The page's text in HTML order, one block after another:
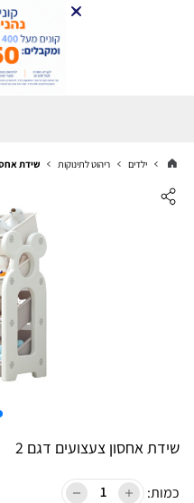
ילדים ריהוט לתינוקות שידת
שידת אחסון צעצועים דגם 2
כמות: